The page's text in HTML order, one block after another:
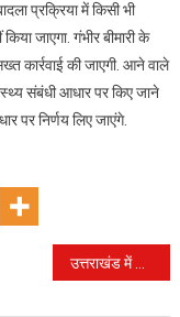
प्रक्रिया में किसी भी
जाएगा. गंभीर बीमारी के
कार्रवाई की जाएगी. आने वाले
संबंधी आधार पर किए जाने
पर निर्णय लिए जाएंगे.